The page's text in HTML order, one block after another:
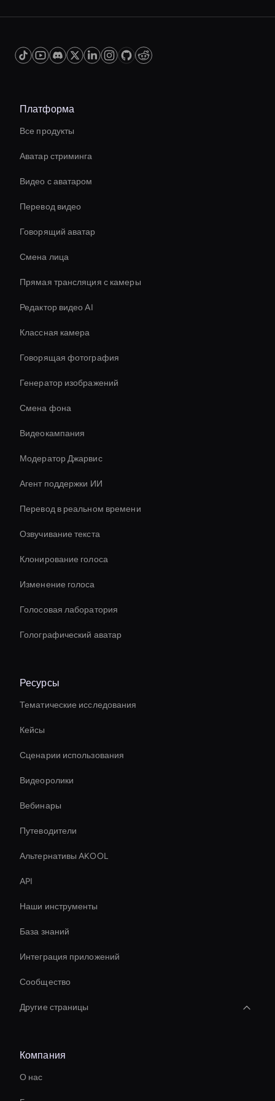
content searchability, and streamlining content
wider audience, including those with hearing
impairments, and provides valuable insights
Платформа
Все продукты
Аватар стриминга
Видео с аватаром
Перевод видео
Говорящий аватар
Смена лица
Прямая трансляция с камеры
Редактор видео AI
Классная камера
Говорящая фотография
Генератор изображений
Смена фона
Видеокампания
Модератор Джарвис
Агент поддержки ИИ
Перевод в реальном времени
Озвучивание текста
Клонирование голоса
Изменение голоса
Голосовая лаборатория
Голографический аватар
Ресурсы
Тематические исследования
Кейсы
Сценарии использования
Видеоролики
Вебинары
Путеводители
Альтернативы AKOOL
API
Наши инструменты
База знаний
Интеграция приложений
Сообщество
Другие страницы
Инструмент для транскрипции видео AI
Interactive Ai Avatar
Компания
О нас